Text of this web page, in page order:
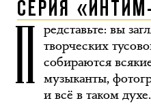
СЕРИЯ
П редставьте: вы
творческих
собираются
музыканты,
и всё в таком